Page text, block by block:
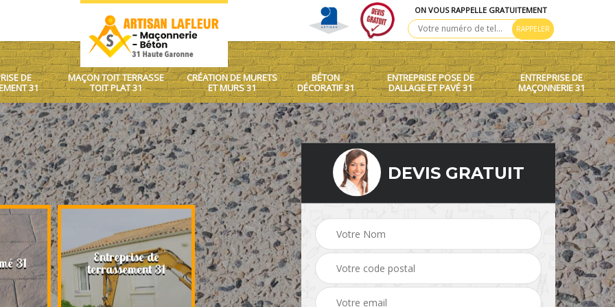
ON VOUS RAPPELLE GRATUITEMENT
DE
31
MAÇON TOIT TERRASSE
TOIT PLAT 31
CRÉATION DE MURETS
ET MURS 31
BÉTON
DÉCORATIF 31
ENTREPRISE POSE DE
DALLAGE ET PAVÉ 31
ENTREPRISE DE
MAÇONNERIE 31
31 Entreprise de
terrassement 31
Maçon toit terrasse toit
plat 31
Création de murets et
murs 31 Béton décoratif 31
DEVIS GRATUIT